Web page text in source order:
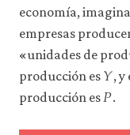
la
de
uso
nuestro
sitio
Estas
economía,
empresas
«unidades de
producción es𝑌
Y ,
producción es𝑃
P .